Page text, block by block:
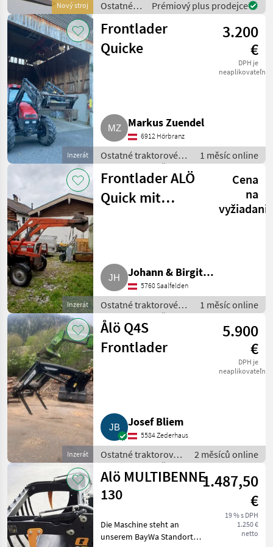
Nový stroj
stroje príveskového
čelného n
Ostatné
traktorové
komponenty
/ Alö
Prémiový plus prodejce
Inzerát
Frontlader
Quicke
3.200
€
DPH je
neaplikovateľné
Markus Zuendel
6912 Hörbranz
Ostatné traktorové
komponenty / Čelný
nakladač
1 měsíc online
Inzerát
Frontlader ALÖ
Quick mit
Cena
na
Johann & Birgit
Hinterholzer
5760 Saalfelden
Ostatné traktorové
komponenty / Čelný
nakladač
1 měsíc online
Inzerát
Ålö Q4S
Frontlader
5.900
€
DPH je
neaplikovateľné
Josef Bliem
5584 Zederhaus
Ostatné traktorové
komponenty / Čelný
nakladač
2 měsíců online
Alö MULTIBENNE
130
1.487,50
€
19 % s DPH
1.250 €
netto
Die Maschine steht an
unserem BayWa Standort in